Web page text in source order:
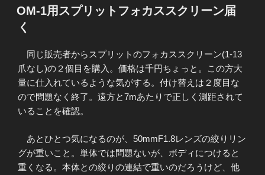
稿
日:
OM-1用スプリットフォカススクリーン届
く
同じ販売者からスプリットのフォカススクリーン(1-13
爪なし)の２個目を購入。価格は千円ちょっと。この方大
量に仕入れているような気がする。付け替えは２度目な
ので問題なく終了。遠方と7mあたりで正しく測距されて
いることを確認。
あとひとつ気になるのが、50mmF1.8レンズの絞りリン
グが重いこと。単体では問題ないが、ボディにつけると
重くなる。本体との絞りの連結で重いのだろうけど、他